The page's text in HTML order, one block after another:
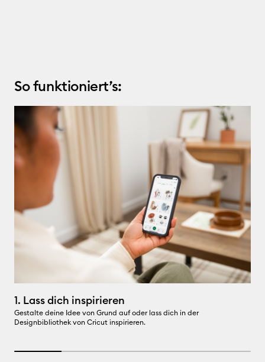
So funktioniert’s:
1. Lass dich inspirieren
Gestalte deine Idee von Grund auf oder lass dich in der
Designbibliothek von Cricut inspirieren.
20% completed